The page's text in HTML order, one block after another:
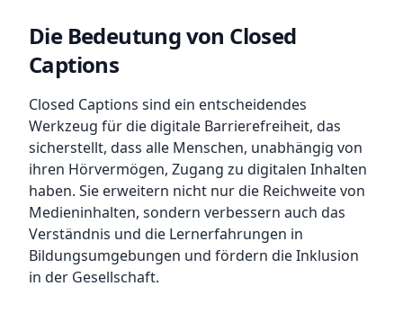
Die Bedeutung von Closed
Captions
Closed Captions sind ein entscheidendes
Werkzeug für die digitale Barrierefreiheit, das
sicherstellt, dass alle Menschen, unabhängig von
ihren Hörvermögen, Zugang zu digitalen Inhalten
haben. Sie erweitern nicht nur die Reichweite von
Medieninhalten, sondern verbessern auch das
Verständnis und die Lernerfahrungen in
Bildungsumgebungen und fördern die Inklusion
in der Gesellschaft.